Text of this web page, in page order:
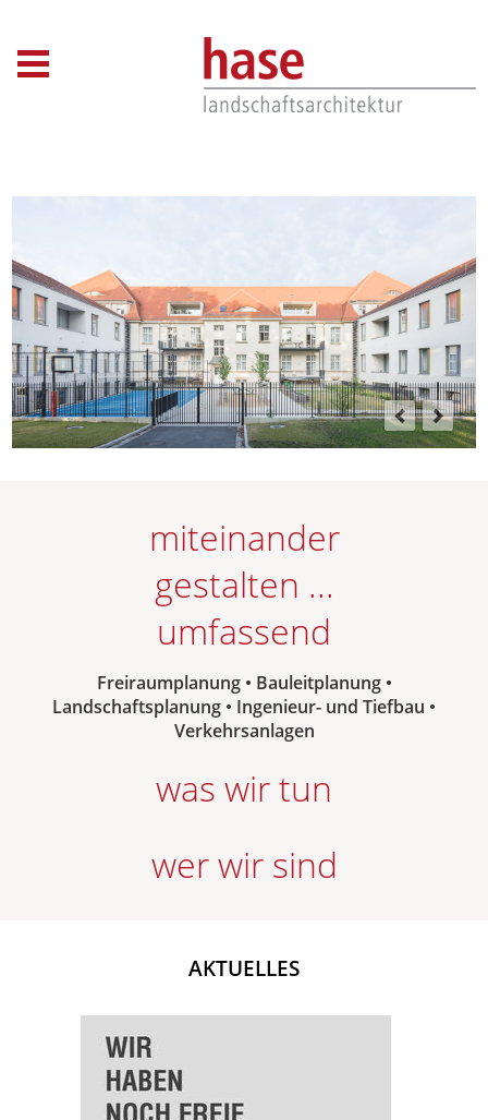
miteinander
gestalten ...
umfassend
Freiraumplanung • Bauleitplanung •
Landschaftsplanung • Ingenieur- und Tiefbau •
Verkehrsanlagen
was wir tun
wer wir sind
AKTUELLES